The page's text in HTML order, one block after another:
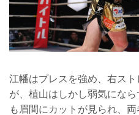
江幡はプレスを強め、右ス
が、植山はしかし弱気にな
も眉間にカットが見られ、